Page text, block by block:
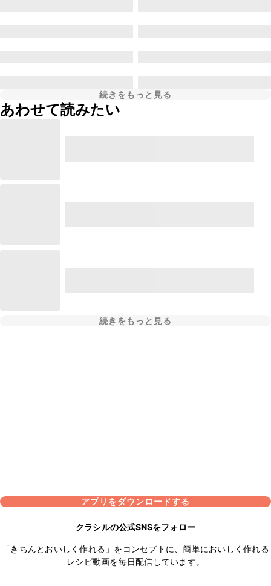
続きをもっと見る
あわせて読みたい
続きをもっと見る
アプリをダウンロードする
クラシルの公式SNSをフォロー
「きちんとおいしく作れる」をコンセプトに、簡単においしく作れる
レシピ動画を毎日配信しています。